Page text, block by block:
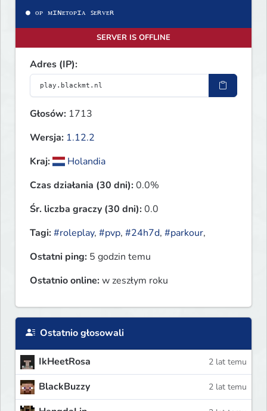
SERVER IS OFFLINE
Adres (IP):
Głosów: 1713
Wersja: 1.12.2
Kraj:
Holandia
Czas działania (30 dni):0.0%
Śr. liczba graczy (30 dni):0.0
Tagi:#roleplay, #pvp, #24h7d, #parkour,
Ostatni ping: 5 godzin temu
Ostatnio online:w zeszłym roku
Ostatnio głosowali
IkHeetRosa 2 lat temu
BlackBuzzy 2 lat temu